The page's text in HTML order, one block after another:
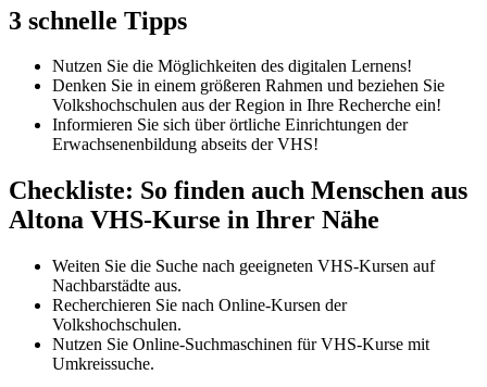
3 schnelle Tipps
Nutzen Sie die Möglichkeiten des digitalen Lernens!
Denken Sie in einem größeren Rahmen und beziehen Sie
Volkshochschulen aus der Region in Ihre Recherche ein!
Informieren Sie sich über örtliche Einrichtungen der
Erwachsenenbildung abseits der VHS!
Checkliste: So finden auch Menschen aus
Altona VHS-Kurse in Ihrer Nähe
Weiten Sie die Suche nach geeigneten VHS-Kursen auf
Nachbarstädte aus.
Recherchieren Sie nach Online-Kursen der
Volkshochschulen.
Nutzen Sie Online-Suchmaschinen für VHS-Kurse mit
Umkreissuche.